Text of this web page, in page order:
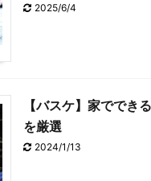
2025/6/4
【バスケ】家ででき
を厳選
2024/1/13